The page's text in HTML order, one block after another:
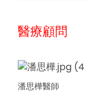
醫療顧問
潘思樺醫師